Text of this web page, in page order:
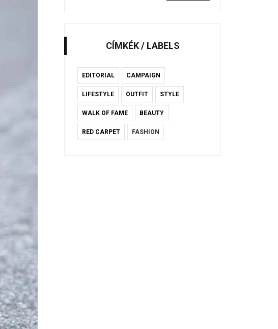
CÍMKÉK / LABELS
EDITORIAL CAMPAIGN
LIFESTYLE OUTFIT STYLE
WALK OF FAME BEAUTY
RED CARPET FASHION